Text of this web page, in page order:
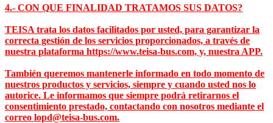
4.- CON QUE FINALIDAD TRATAMOS SUS DATOS?
TEISA trata los datos facilitados por usted, para garantizar la
correcta gestión de los servicios proporcionados, a través de
nuestra plataforma https://www.teisa-bus.com, y, nuestra APP.
También queremos mantenerle informado en todo momento de
nuestros productos y servicios, siempre y cuando usted nos lo
autorice. Le informamos que siempre podrá retirarnos el
consentimiento prestado, contactando con nosotros mediante el
correo lopd@teisa-bus.com.